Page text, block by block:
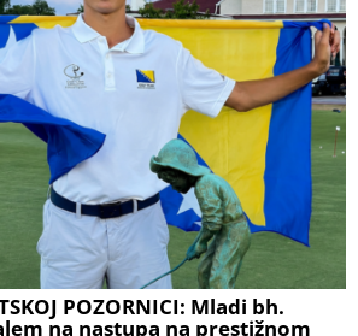
POZORNICI: Mladi bh.
na nastupa na prestižnom